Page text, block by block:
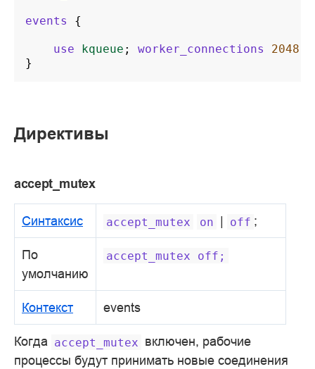
events {
use kqueue ; worker_connections 2048
}
Директивы
accept_mutex
Синтаксис accept_mutex on | off ;
По
умолчанию
accept_mutex off;
Контекст events
Когда accept_mutex включен, рабочие
процессы будут принимать новые соединения